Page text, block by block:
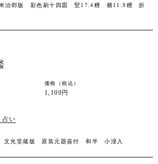
治郎版 彩色刷十四図 竪17.4糎 横11.9糎 折
価格（税込）
1,100円
占い
光堂蔵版 原装元題簽付 和半 小浸入